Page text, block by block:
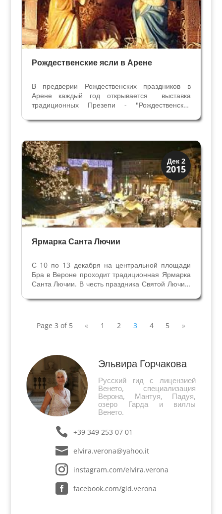
Рождественские ясли в Арене
В предверии Рождественских праздников в
Арене каждый год открывается выставка
традиционных Презепи - "Рождественских
макетов из разных городов и Музеев Италии.
только к 70-м годам...
Дек 2
2015
Праздники и легенды
Традиции
Ярмарка Санта Лючии
С 10 по 13 декабря на центральной площади
Бра в Вероне проходит традиционная Ярмарка
Санта Лючии. В честь праздника Святой Лючии,
300 ларьков и стендов открываются на
площади. Продают разные сладости,
традиционные товары,...
Page 3 of 5 « 1 2 3 4 5 »
Эльвира Горчакова
Русский гид с лицензией
Венето, специализация
Верона, Мантуя, Падуя,
озеро Гарда и виллы
Венето.
+39 349 253 07 01
elvira.verona@yahoo.it
instagram.com/elvira.verona
facebook.com/gid.verona